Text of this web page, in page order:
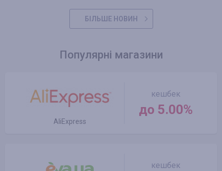
БІЛЬШЕ НОВИН
Популярні магазини
AliExpress
кешбек
до 5.00%
кешбек